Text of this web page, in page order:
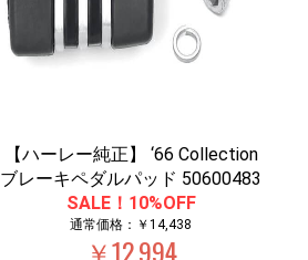
【ハーレー純正】 ‘66 Collection
ブレーキペダルパッド 50600483
SALE！10%OFF
通常価格：￥14,438
￥12,994